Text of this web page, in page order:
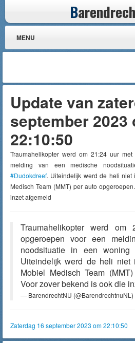
B
MENU
Update van
september 2023
22:10:50
Traumahelikopter werd om 21:24 uur
melding van een medische
#Dudokdreef. Uiteindelijk werd de heli
Medisch Team (MMT) per auto
inzet afgemeld
Traumahelikopter werd
opgeroepen voor een
noodsituatie in een
Uiteindelijk werd de heli niet
Mobiel Medisch Team
Voor zover bekend is ook die
— BarendrechtNU (@BarendrechtnuNL)
Zaterdag 16 september 2023 om 22:10:50